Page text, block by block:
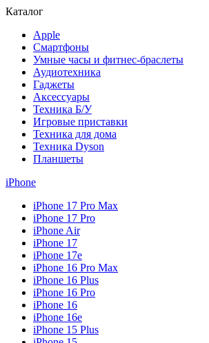
Каталог
Apple
Смартфоны
Умные часы и фитнес-браслеты
Аудиотехника
Гаджеты
Аксессуары
Техника Б/У
Игровые приставки
Техника для дома
Техника Dyson
Планшеты
iPhone
iPhone 17 Pro Max
iPhone 17 Pro
iPhone Air
iPhone 17
iPhone 17e
iPhone 16 Pro Max
iPhone 16 Plus
iPhone 16 Pro
iPhone 16
iPhone 16e
iPhone 15 Plus